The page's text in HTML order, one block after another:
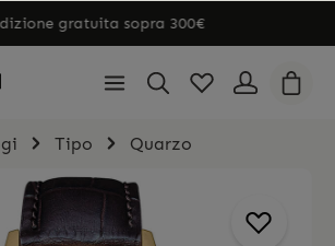
gratuita sopra 300€
Tipo Quarzo